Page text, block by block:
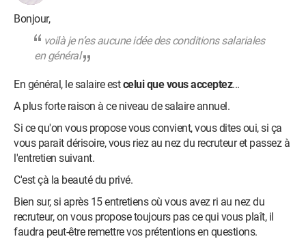
Bonjour,
voilà je n’es aucune idée des conditions salariales
en général
En général, le salaire estcelui que vous acceptez...
A plus forte raison à ce niveau de salaire annuel.
Si ce qu'on vous propose vous convient, vous dites oui, si ça
vous parait dérisoire, vous riez au nez du recruteur et passez à
l'entretien suivant.
C'est çà la beauté du privé.
Bien sur, si après 15 entretiens où vous avez ri au nez du
recruteur, on vous propose toujours pas ce qui vous plaît, il
faudra peut-être remettre vos prétentions en questions.